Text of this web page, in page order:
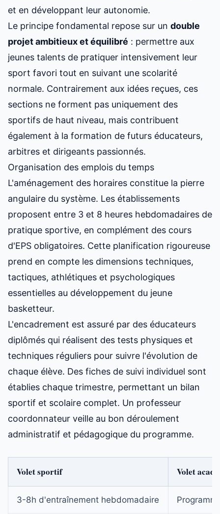
et en développant leur autonomie.
Le principe fondamental repose sur un double
projet ambitieux et équilibré : permettre aux
jeunes talents de pratiquer intensivement leur
sport favori tout en suivant une scolarité
normale. Contrairement aux idées reçues, ces
sections ne forment pas uniquement des
sportifs de haut niveau, mais contribuent
également à la formation de futurs éducateurs,
arbitres et dirigeants passionnés.
Organisation des emplois du temps
L'aménagement des horaires constitue la pierre
angulaire du système. Les établissements
proposent entre 3 et 8 heures hebdomadaires de
pratique sportive, en complément des cours
d'EPS obligatoires. Cette planification rigoureuse
prend en compte les dimensions techniques,
tactiques, athlétiques et psychologiques
essentielles au développement du jeune
basketteur.
L'encadrement est assuré par des éducateurs
diplômés qui réalisent des tests physiques et
techniques réguliers pour suivre l'évolution de
chaque élève. Des fiches de suivi individuel sont
établies chaque trimestre, permettant un bilan
sportif et scolaire complet. Un professeur
coordonnateur veille au bon déroulement
administratif et pédagogique du programme.
Volet sportif Volet
3-8h d'entraînement hebdomadaire